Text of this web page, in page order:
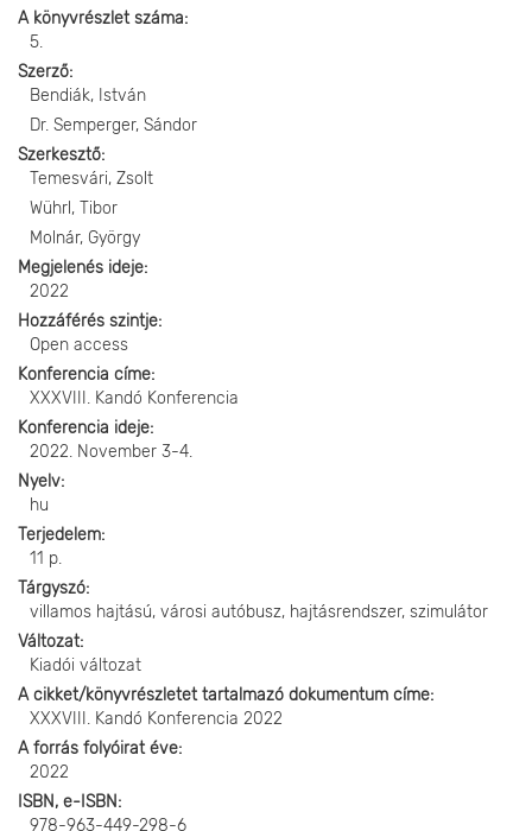
A könyvrészlet száma
5.
Szerző
Bendiák, István
Dr. Semperger, Sándor
Szerkesztő
Temesvári, Zsolt
Wührl, Tibor
Molnár, György
Megjelenés ideje
2022
Hozzáférés szintje
Open access
Konferencia címe
XXXVIII. Kandó Konferencia
Konferencia ideje
2022. November 3-4.
Nyelv
hu
Terjedelem
11 p.
Tárgyszó
villamos hajtású, városi autóbusz, hajtásrendszer, szimulátor
Változat
Kiadói változat
A cikket/könyvrészletet tartalmazó dokumentum címe
XXXVIII. Kandó Konferencia 2022
A forrás folyóirat éve
2022
ISBN, e-ISBN
978-963-449-298-6